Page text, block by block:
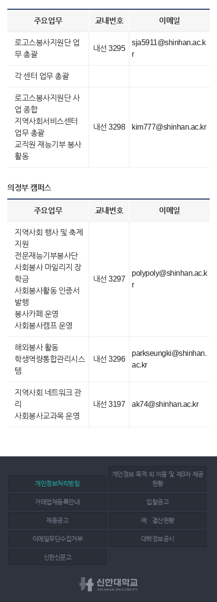
주요업무 교내번호 이메일
로고스봉사지원단 업
무 총괄
내선 3295
sja5911@shinhan.ac.k
r
각 센터 업무 총괄
로고스봉사지원단 사
업 종합
지역사회서비스센터
업무 총괄
교직원 재능기부 봉사
활동
내선 3298 kim777@shinhan.ac.kr
의정부 캠퍼스
주요업무 교내번호 이메일
지역사회 행사 및 축제
지원
전문재능기부봉사단
사회봉사 마일리지 장
학금
사회봉사활동 인증서
발행
봉사카페 운영
사회봉사캠프 운영
내선 3297
polypoly@shinhan.ac.k
r
해외봉사 활동
학생역량통합관리시스
템
내선 3296
parkseungki@shinhan.
ac.kr
지역사회 네트워크 관
리
사회봉사교과목 운영
내선 3197 ak74@shinhan.ac.kr
개인정보처리방침
개인정보 목적 외 이용 및 제3자 제공
현황
거래업체등록안내 입찰공고
채용공고 예ㆍ결산현황
이메일무단수집거부 대학정보공시
신한신문고